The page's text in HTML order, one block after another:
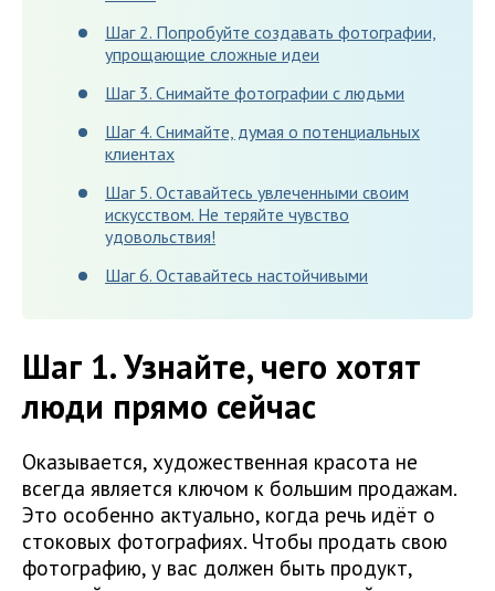
Шаг 2. Попробуйте создавать фотографии,
упрощающие сложные идеи
Шаг 3. Снимайте фотографии с людьми
Шаг 4. Снимайте, думая о потенциальных
клиентах
Шаг 5. Оставайтесь увлеченными своим
искусством. Не теряйте чувство
удовольствия!
Шаг 6. Оставайтесь настойчивыми
Шаг 1. Узнайте, чего хотят
люди прямо сейчас
Оказывается, художественная красота не
всегда является ключом к большим продажам.
Это особенно актуально, когда речь идёт о
стоковых фотографиях. Чтобы продать свою
фотографию, у вас должен быть продукт,